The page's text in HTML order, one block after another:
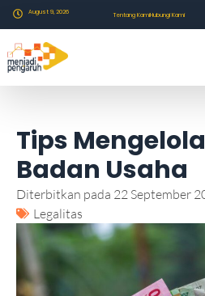
August 9, 2026 Tentang KamiHubungi Kami
Tips
Badan Usaha
Diterbitkan pada 22 September
Legalitas